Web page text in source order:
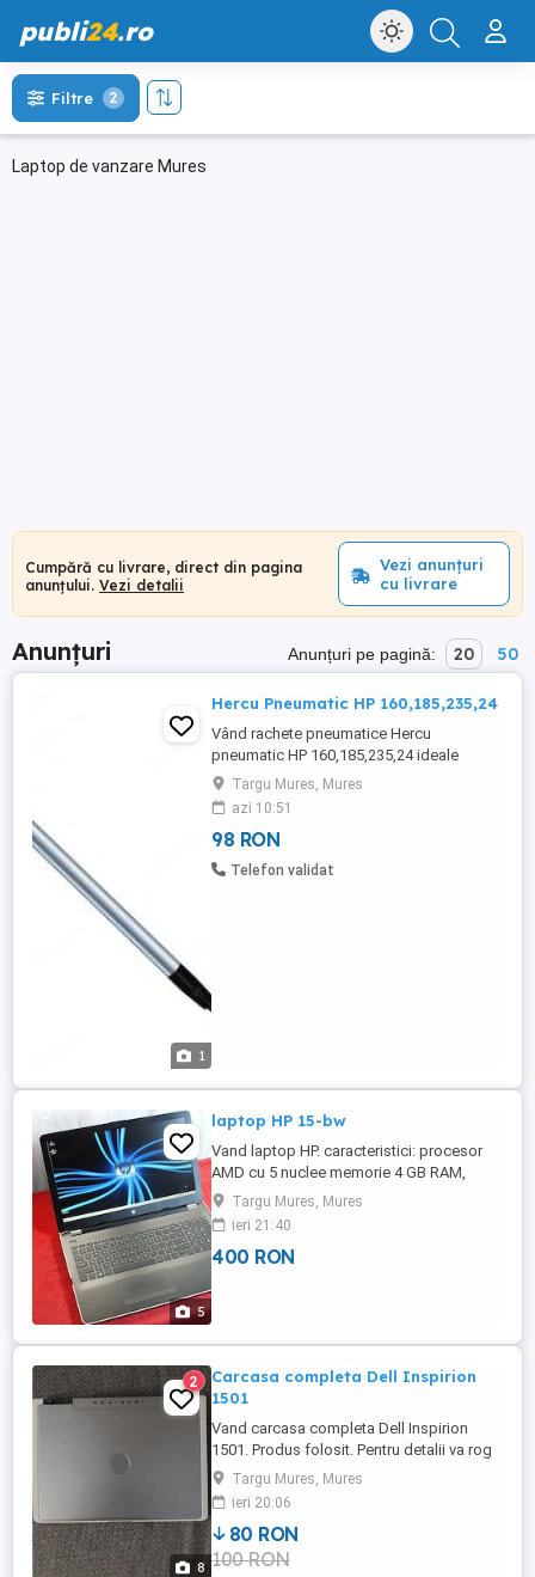
publi24.ro
Laptop de vanzare Mures
Filtre 2
Cumpără cu livrare, direct din pagina
anunțului. Vezi detalii
Vezi anunțuri
cu livrare
Anunțuri Anunțuri pe pagină: 20 50
1
Hercu Pneumatic HP 160,185,235,24
Vând rachete pneumatice Hercu
pneumatic HP 160,185,235,24 ideale
pentru subtraversări fără săpătură la rețele
de apă, gaz, electricitate și fibră optică.
Fabricate în Germania Fiabile și ușor de
întreținut Potrivite pentru lucrări No-Dig și
foraj orizontal Oferim și piese de schimb,
Targu Mures, Mures
azi 10:51
98 RON
Telefon validat
5
laptop HP 15-bw
Vand laptop HP. caracteristici: procesor
AMD cu 5 nuclee memorie 4 GB RAM,
display 15,6" LED, HDD de 1000 GB, video
AMD Radeon. HDMI,tastatura numerica,
camera web,wireles, cititor de carduri,
DVD-rw,USB 3.0,etc. !!! NU RASPUND LA
Targu Mures, Mures
ieri 21:40
400 RON
8
2
Carcasa completa Dell Inspirion
1501
Vand carcasa completa Dell Inspirion
1501. Produs folosit. Pentru detalii va rog
sa ma contactati.
Targu Mures, Mures
ieri 20:06
80 RON
100 RON